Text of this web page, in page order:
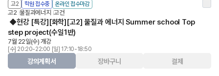
고2 학원 접수중 온라인 접수마감
고2 물질과에너지 고건
◆현강 [특강][화학][고2] 물질과 에너지 Summer school Top
step project(수일1반)
7월 22일(수) 개강
[수] 20:20-22:00 [일] 17:10-18:50
강의계획서 장바구니 결제